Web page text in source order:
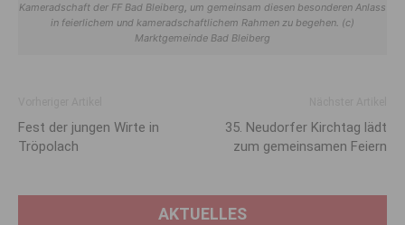
Kameradschaft der FF Bad Bleiberg, um gemeinsam diesen besonderen Anlass
in feierlichem und kameradschaftlichem Rahmen zu begehen. (c)
Marktgemeinde Bad Bleiberg
Fest der jungen Wirte in
Tröpolach
35. Neudorfer Kirchtag lädt
zum gemeinsamen Feiern
AKTUELLES